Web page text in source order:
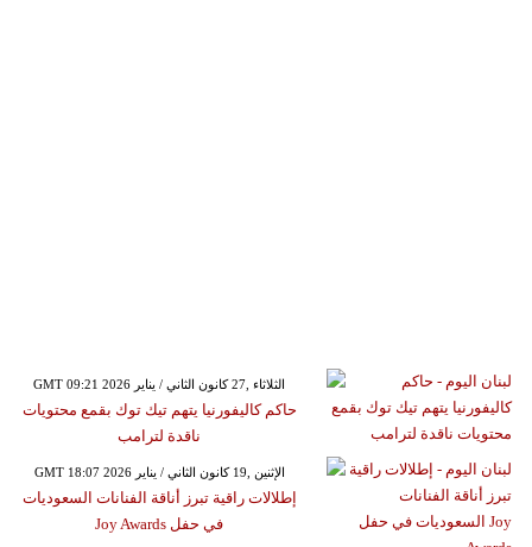
GMT 09:21 2026 الثلاثاء ,27 كانون الثاني / يناير
حاكم كاليفورنيا يتهم تيك توك بقمع محتويات
ناقدة لترامب
GMT 18:07 2026 الإثنين ,19 كانون الثاني / يناير
إطلالات راقية تبرز أناقة الفنانات السعوديات
في حفل Joy Awards